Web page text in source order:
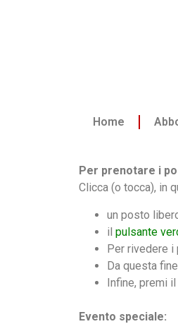
Home
Per prenotare i
Clicca (o tocca), in
un posto
il pulsante
Per rivedere i
Da questa
Infine, premi il
Evento speciale: